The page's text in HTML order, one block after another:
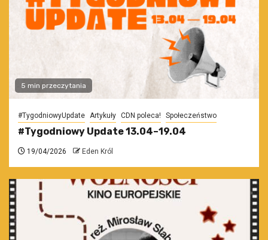
5 min przeczytania
#TygodniowyUpdate Artykuły CDN poleca! Społeczeństwo
#Tygodniowy Update 13.04–19.04
19/04/2026 Eden Król